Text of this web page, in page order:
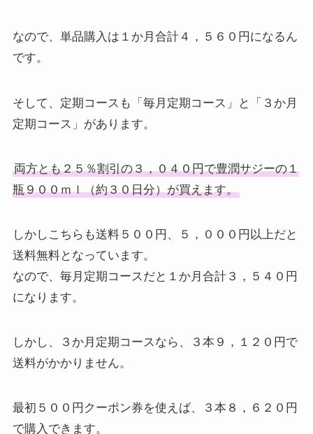
なので、単品購入は１か月合計４，５６０円になるん
です。
そして、定期コースも「毎月定期コース」と「３か月
定期コース」があります。
両方とも２５％割引の３，０４０円で豊潤サジーの１
瓶９００ｍｌ（約３０日分）が買えます。
しかしこちらも送料５００円、５，０００円以上だと
送料無料となっています。
なので、毎月定期コースだと１か月合計３，５４０円
になります。
しかし、３か月定期コースなら、３本９，１２０円で
送料がかかりません。
最初５００円クーポン券を使えば、３本８，６２０円
で購入できます。